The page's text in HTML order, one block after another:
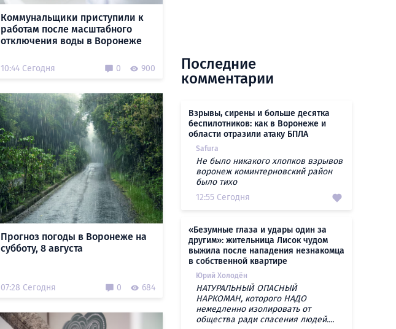
Коммунальщики приступили к
работам после масштабного
отключения воды в Воронеже
10:44 Сегодня 0 900
Прогноз погоды в Воронеже на
субботу, 8 августа
07:28 Сегодня 0 684
Последние
комментарии
Взрывы, сирены и больше десятка
беспилотников: как в Воронеже и
области отразили атаку БПЛА
Safura
Не было никакого хлопков взрывов
воронеж коминтерновский район
было тихо
12:55 Сегодня
«Безумные глаза и удары один за
другим»: жительница Лисок чудом
выжила после нападения незнакомца
в собственной квартире
Юрий Холодён
НАТУРАЛЬНЫЙ ОПАСНЫЙ
НАРКОМАН, которого НАДО
немедленно изолировать от
общества ради спасения людей....